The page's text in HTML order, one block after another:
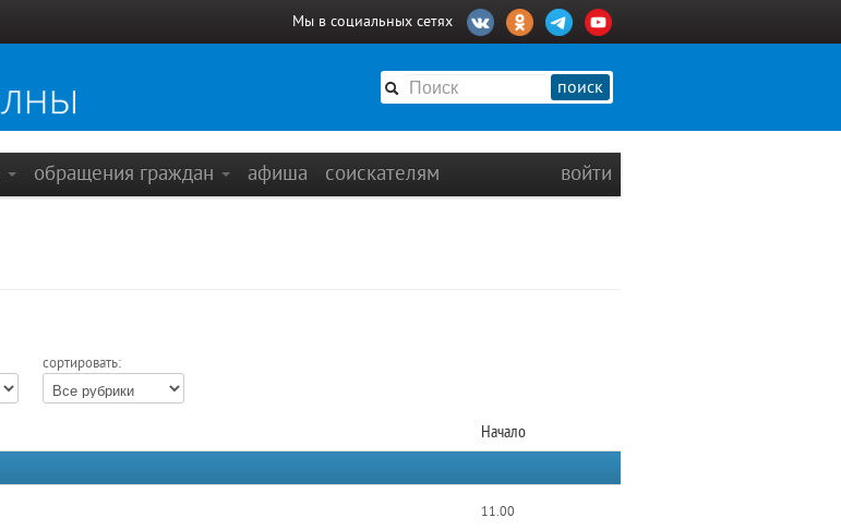
Мы в социальных сетях
поиск
обращения граждан афиша соискателям войти
сортировать:
Начало
11.00